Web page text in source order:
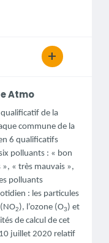
Atmo
de la
commune de la
6 qualificatifs
polluants : « bon
« très mauvais »,
polluants
: les particules
2), l’ozone (O3) et
de calcul de cet
juillet 2020 relatif